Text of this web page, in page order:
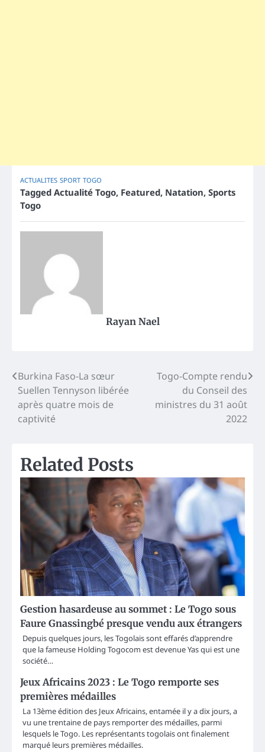
ACTUALITES SPORT TOGO
Tagged Actualité Togo, Featured, Natation, Sports
Togo
Rayan Nael
Post
navigation
Burkina Faso-La sœur
Suellen Tennyson libérée
après quatre mois de
captivité
Togo-Compte rendu
du Conseil des
ministres du 31 août
2022
Related Posts
Gestion hasardeuse au sommet : Le Togo sous
Faure Gnassingbé presque vendu aux étrangers
Depuis quelques jours, les Togolais sont effarés d’apprendre
que la fameuse Holding Togocom est devenue Yas qui est une
société…
Jeux Africains 2023 : Le Togo remporte ses
premières médailles
La 13ème édition des Jeux Africains, entamée il y a dix jours, a
vu une trentaine de pays remporter des médailles, parmi
lesquels le Togo. Les représentants togolais ont finalement
marqué leurs premières médailles.